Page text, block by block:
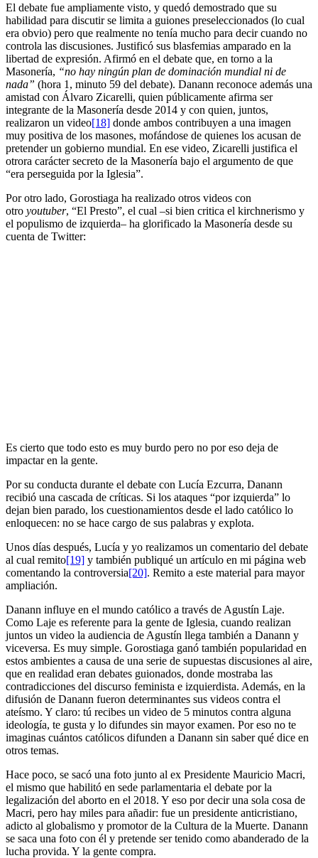
El debate fue ampliamente visto, y quedó demostrado que su
habilidad para discutir se limita a guiones preseleccionados (lo cual
era obvio) pero que realmente no tenía mucho para decir cuando no
controla las discusiones. Justificó sus blasfemias amparado en la
libertad de expresión. Afirmó en el debate que, en torno a la
Masonería, “no hay ningún plan de dominación mundial ni de
nada” (hora 1, minuto 59 del debate). Danann reconoce además una
amistad con Álvaro Zicarelli, quien públicamente afirma ser
integrante de la Masonería desde 2014 y con quien, juntos,
realizaron un video[18] donde ambos contribuyen a una imagen
muy positiva de los masones, mofándose de quienes los acusan de
pretender un gobierno mundial. En ese video, Zicarelli justifica el
otrora carácter secreto de la Masonería bajo el argumento de que
“era perseguida por la Iglesia”.
Por otro lado, Gorostiaga ha realizado otros videos con
otro youtuber, “El Presto”, el cual –si bien critica el kirchnerismo y
el populismo de izquierda– ha glorificado la Masonería desde su
cuenta de Twitter:
Es cierto que todo esto es muy burdo pero no por eso deja de
impactar en la gente.
Por su conducta durante el debate con Lucía Ezcurra, Danann
recibió una cascada de críticas. Si los ataques “por izquierda” lo
dejan bien parado, los cuestionamientos desde el lado católico lo
enloquecen: no se hace cargo de sus palabras y explota.
Unos días después, Lucía y yo realizamos un comentario del debate
al cual remito[19] y también publiqué un artículo en mi página web
comentando la controversia[20]. Remito a este material para mayor
ampliación.
Danann influye en el mundo católico a través de Agustín Laje.
Como Laje es referente para la gente de Iglesia, cuando realizan
juntos un video la audiencia de Agustín llega también a Danann y
viceversa. Es muy simple. Gorostiaga ganó también popularidad en
estos ambientes a causa de una serie de supuestas discusiones al aire,
que en realidad eran debates guionados, donde mostraba las
contradicciones del discurso feminista e izquierdista. Además, en la
difusión de Danann fueron determinantes sus videos contra el
ateísmo. Y claro: tú recibes un video de 5 minutos contra alguna
ideología, te gusta y lo difundes sin mayor examen. Por eso no te
imaginas cuántos católicos difunden a Danann sin saber qué dice en
otros temas.
Hace poco, se sacó una foto junto al ex Presidente Mauricio Macri,
el mismo que habilitó en sede parlamentaria el debate por la
legalización del aborto en el 2018. Y eso por decir una sola cosa de
Macri, pero hay miles para añadir: fue un presidente anticristiano,
adicto al globalismo y promotor de la Cultura de la Muerte. Danann
se saca una foto con él y pretende ser tenido como abanderado de la
lucha provida. Y la gente compra.